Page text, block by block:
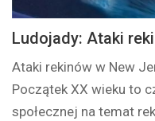
Ludojady: Ataki
Ataki rekinów w New
Początek XX wieku to
społecznej na temat